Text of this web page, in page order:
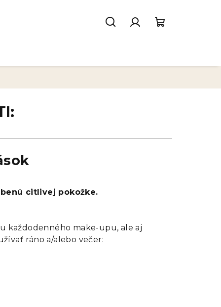
košík
citlivej pokožke.
každodenného make-upu, ale aj
ráno a/alebo večer: